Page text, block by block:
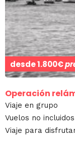
desde1.800€
Operación
Viaje en grupo
Vuelos no incluidos
Viaje para